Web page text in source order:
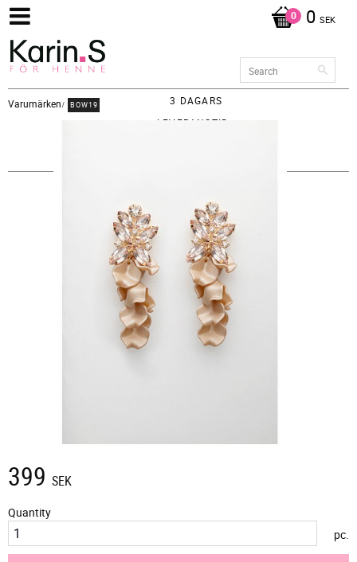
0 SEK
3 DAGARS
LEVERANSTID -
Varumärken BOW19
399 SEK
Quantity
pc.